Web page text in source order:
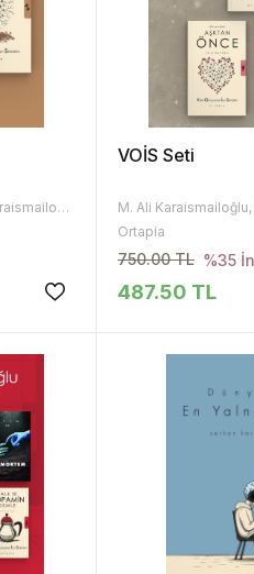
M. Ali Karaismailoğlu, Serkan Karaismailoğlu
VOİS Seti
Ortapia
750.00 TL %35
487.50 TL